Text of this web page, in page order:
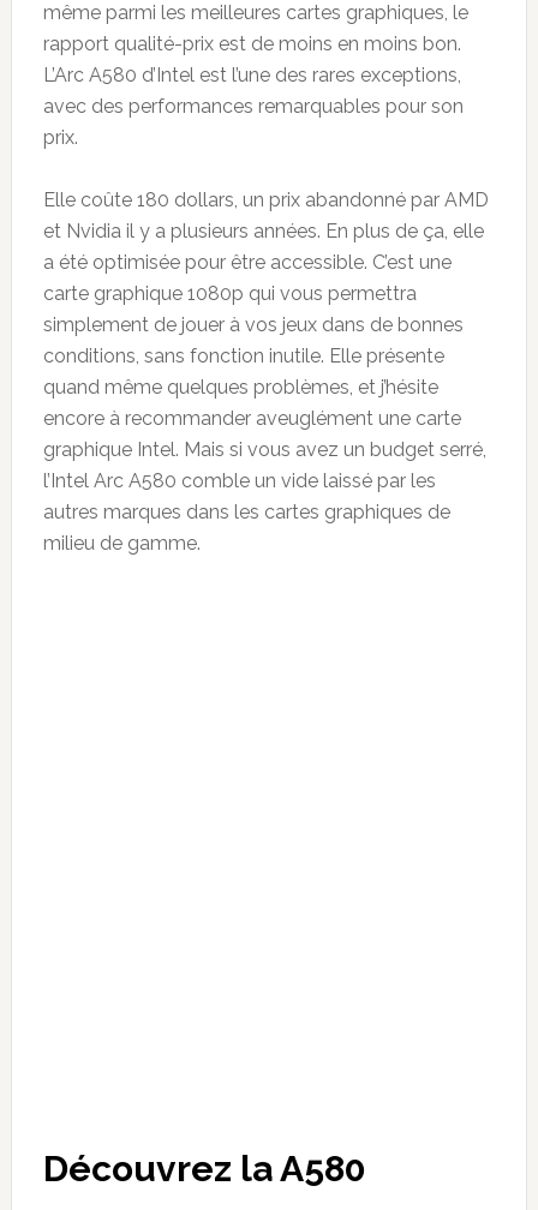
même parmi les meilleures cartes graphiques, le
rapport qualité-prix est de moins en moins bon.
L’Arc A580 d’Intel est l’une des rares exceptions,
avec des performances remarquables pour son
prix.
Elle coûte 180 dollars, un prix abandonné par AMD
et Nvidia il y a plusieurs années. En plus de ça, elle
a été optimisée pour être accessible. C’est une
carte graphique 1080p qui vous permettra
simplement de jouer à vos jeux dans de bonnes
conditions, sans fonction inutile. Elle présente
quand même quelques problèmes, et j’hésite
encore à recommander aveuglément une carte
graphique Intel. Mais si vous avez un budget serré,
l’Intel Arc A580 comble un vide laissé par les
autres marques dans les cartes graphiques de
milieu de gamme.
Découvrez la A580